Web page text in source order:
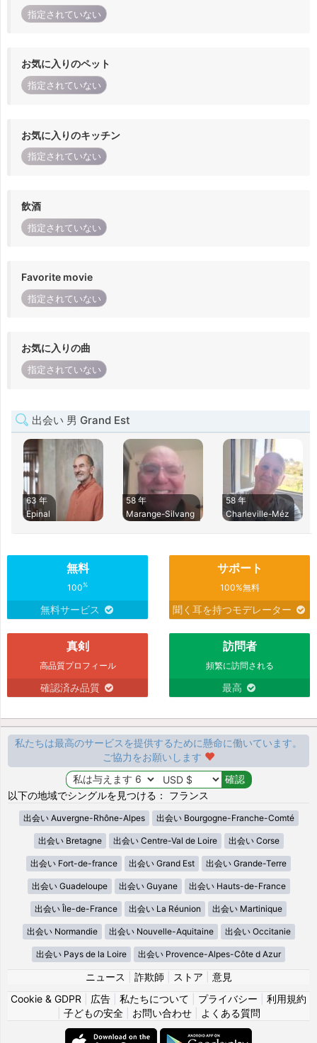
指定されていない
お気に入りのペット
指定されていない
お気に入りのキッチン
指定されていない
飲酒
指定されていない
Favorite movie
指定されていない
お気に入りの曲
指定されていない
出会い 男 Grand Est
63 年
Epinal
58 年
Marange-Silvang
58 年
Charleville-Méz
無料
100%
無料サービス
サポート
100%無料
聞く耳を持つモデレーター
真剣
高品質プロフィール
確認済み品質
訪問者
頻繁に訪問される
最高
私たちは最高のサービスを提供するために懸命に働いています。
ご協力をお願いします
以下の地域でシングルを見つける： フランス
出会い Auvergne-Rhône-Alpes 出会い Bourgogne-Franche-Comté
出会い Bretagne 出会い Centre-Val de Loire 出会い Corse
出会い Fort-de-france 出会い Grand Est 出会い Grande-Terre
出会い Guadeloupe 出会い Guyane 出会い Hauts-de-France
出会い Île-de-France 出会い La Réunion 出会い Martinique
出会い Normandie 出会い Nouvelle-Aquitaine 出会い Occitanie
出会い Pays de la Loire 出会い Provence-Alpes-Côte d Azur
ニュース 詐欺師 ストア
意見
Cookie & GDPR
広告 私たちについて プライバシー
利用規約
子どもの安全| お問い合わせ| よくある質問